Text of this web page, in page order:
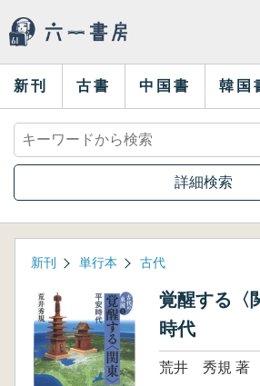
新刊 古書 中国書 韓国
詳細検索
新刊 単行本 古代
覚醒する
時代
荒井 秀規 著